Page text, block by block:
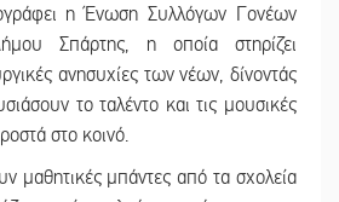
η Ένωση Συλλόγων Γονέων
Σπάρτης, η οποία στηρίζει
ανησυχίες των νέων, δίνοντάς
το ταλέντο και τις μουσικές
στο κοινό.
μαθητικές μπάντες από τα σχολεία